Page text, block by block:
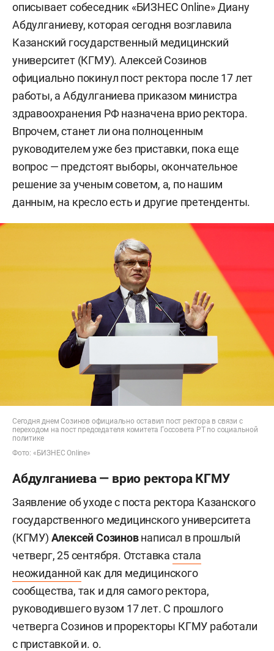
описывает собеседник «БИЗНЕС Online» Диану
Абдулганиеву, которая сегодня возглавила
Казанский государственный медицинский
университет (КГМУ). Алексей Созинов
официально покинул пост ректора после 17 лет
работы, а Абдулганиева приказом министра
здравоохранения РФ назначена врио ректора.
Впрочем, станет ли она полноценным
руководителем уже без приставки, пока еще
вопрос — предстоят выборы, окончательное
решение за ученым советом, а, по нашим
данным, на кресло есть и другие претенденты.
Сегодня днем Созинов официально оставил пост ректора в связи с
переходом на пост председателя комитета Госсовета РТ по социальной
политике
Фото: «БИЗНЕС Online»
Абдулганиева — врио ректора КГМУ
Заявление об уходе с поста ректора Казанского
государственного медицинского университета
(КГМУ) Алексей Созиновнаписал в прошлый
четверг, 25 сентября. Отставка стала
неожиданной как для медицинского
сообщества, так и для самого ректора,
руководившего вузом 17 лет. С прошлого
четверга Созинов и проректоры КГМУ работали
с приставкой и. о.